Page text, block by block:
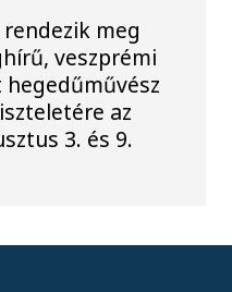
meg
veszprémi
az
3. és 9.